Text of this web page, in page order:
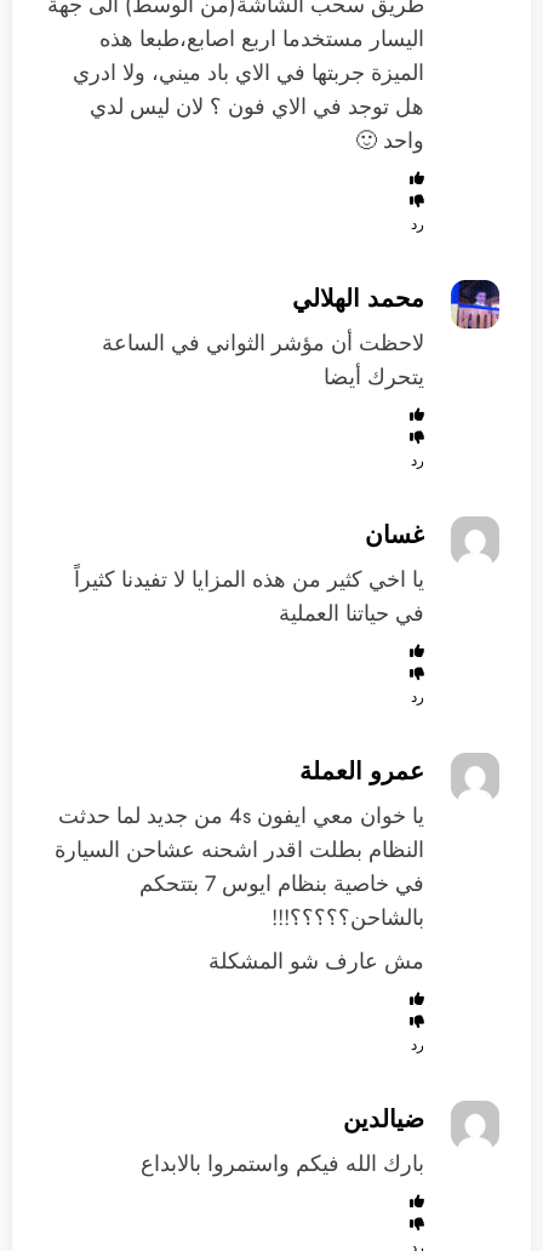
اليسار مستخدما اربع اصابع،طبعا هذه
الميزة جربتها في الاي باد ميني، ولا ادري
هل توجد في الاي فون ؟ لان ليس لدي
واحد 🙂
رد
محمد الهلالي
لاحظت أن مؤشر الثواني في الساعة
يتحرك أيضا
رد
غسان
يا اخي كثير من هذه المزايا لا تفيدنا كثيراً
في حياتنا العملية
رد
عمرو العملة
يا خوان معي ايفون 4s من جديد لما حدثت
النظام بطلت اقدر اشحنه عشاحن السيارة
في خاصية بنظام ايوس 7 بتتحكم
بالشاحن؟؟؟؟؟!!!
مش عارف شو المشكلة
رد
ضيالدين
بارك الله فيكم واستمروا بالابداع